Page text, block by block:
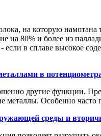
на которую
на 80% и более из
в сплаве высокое
в
другие функции.
металлы. Особенно
среды и